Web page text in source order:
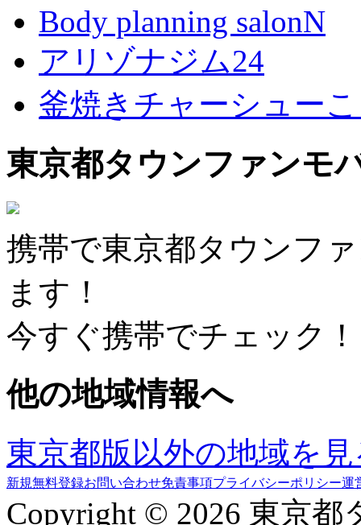
Body planning salonN
アリゾナジム24
釜焼きチャーシュー
東京都タウンファンモ
携帯で東京都タウンフ
ます！
今すぐ携帯でチェック！
他の地域情報へ
東京都版以外の地域を
新規無料登録お問い合わせ免責事項プライバシーポリシー運
Copyright © 2026 東京